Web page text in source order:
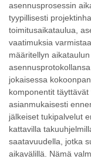
asennusprosessin
tyypillisesti
toimitusaikataulua,
vaatimuksia
määritellyn
jokaisessa
komponentit
asianmukaisesti
jälkeiset tukipalvelut
kattavilla
saatavuudella, jotka
aikavälillä. Nämä